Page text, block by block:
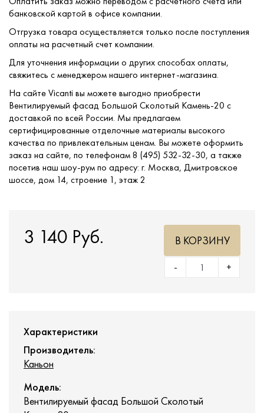
банковской картой в офисе компании.
Отгрузка товара осуществляется только после поступления
оплаты на расчетный счет компании.
Для уточнения информации о других способах оплаты,
свяжитесь с менеджером нашего интернет-магазина.
На сайте Vicanti вы можете выгодно приобрести
Вентилируемый фасад Большой Сколотый Камень-20 с
доставкой по всей России. Мы предлагаем
сертифицированные отделочные материалы высокого
качества по привлекательным ценам. Вы можете оформить
заказ на сайте, по телефонам 8 (495) 532-32-30, а также
посетив наш шоу-рум по адресу: г. Москва, Дмитровское
шоссе, дом 14, строение 1, этаж 2
3 140 Руб.
+
-
В КОРЗИНУ
Характеристики
Производитель:
Каньон
Модель:
Вентилируемый фасад Большой Сколотый